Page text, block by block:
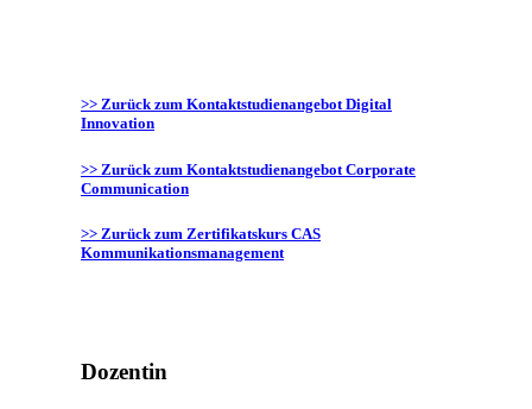
>> Zurück zum Kontaktstudienangebot Digital
Innovation
>> Zurück zum Kontaktstudienangebot Corporate
Communication
>> Zurück zum Zertifikatskurs CAS
Kommunikationsmanagement
Dozentin